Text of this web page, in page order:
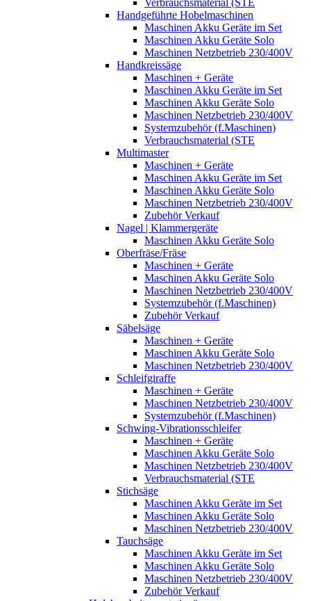
Verbrauchsmaterial (STE
Handgeführte Hobelmaschinen
Maschinen Akku Geräte im Set
Maschinen Akku Geräte Solo
Maschinen Netzbetrieb 230/400V
Handkreissäge
Maschinen + Geräte
Maschinen Akku Geräte im Set
Maschinen Akku Geräte Solo
Maschinen Netzbetrieb 230/400V
Systemzubehör (f.Maschinen)
Verbrauchsmaterial (STE
Multimaster
Maschinen + Geräte
Maschinen Akku Geräte im Set
Maschinen Akku Geräte Solo
Maschinen Netzbetrieb 230/400V
Zubehör Verkauf
Nagel | Klammergeräte
Maschinen Akku Geräte Solo
Oberfräse/Fräse
Maschinen + Geräte
Maschinen Akku Geräte Solo
Maschinen Netzbetrieb 230/400V
Systemzubehör (f.Maschinen)
Zubehör Verkauf
Säbelsäge
Maschinen + Geräte
Maschinen Akku Geräte Solo
Maschinen Netzbetrieb 230/400V
Schleifgiraffe
Maschinen + Geräte
Maschinen Netzbetrieb 230/400V
Systemzubehör (f.Maschinen)
Schwing-Vibrationsschleifer
Maschinen + Geräte
Maschinen Akku Geräte Solo
Maschinen Netzbetrieb 230/400V
Verbrauchsmaterial (STE
Stichsäge
Maschinen Akku Geräte im Set
Maschinen Akku Geräte Solo
Maschinen Netzbetrieb 230/400V
Tauchsäge
Maschinen Akku Geräte im Set
Maschinen Akku Geräte Solo
Maschinen Netzbetrieb 230/400V
Zubehör Verkauf